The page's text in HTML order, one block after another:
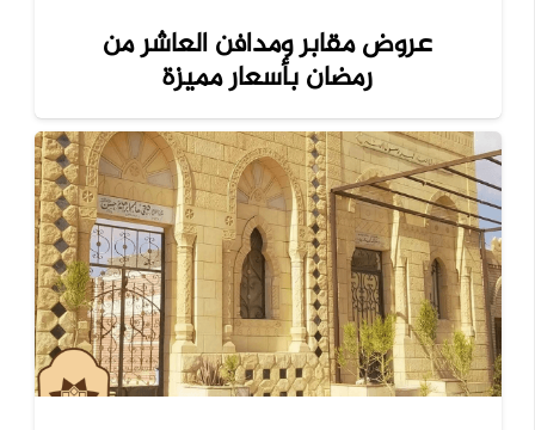
عروض مقابر ومدافن العاشر من
رمضان بأسعار مميزة